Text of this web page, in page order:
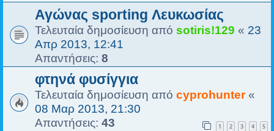
Αγώνας sporting Λευκωσίας
Τελευταία δημοσίευση από sotiris!129 « 23
Απρ 2013, 12:41
Απαντήσεις: 8
φτηνά φυσίγγια
Τελευταία δημοσίευση από cyprohunter«
08 Μαρ 2013, 21:30
Απαντήσεις: 43 1 2 3 4 5